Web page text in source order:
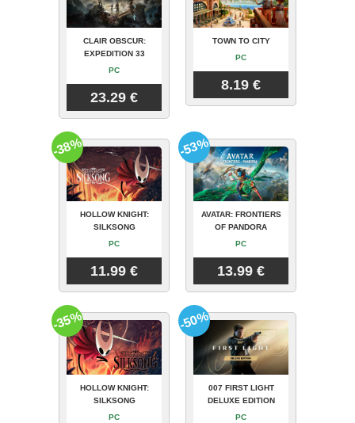
CLAIR OBSCUR:
EXPEDITION 33
PC
23.29 €
TOWN TO CITY
PC
8.19 €
HOLLOW KNIGHT:
SILKSONG
PC
11.99 €
-38%
AVATAR: FRONTIERS
OF PANDORA
PC
13.99 €
-53%
HOLLOW KNIGHT:
SILKSONG
PC
-35%
007 FIRST LIGHT
DELUXE EDITION
PC
-50%